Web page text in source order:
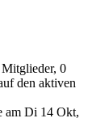
0
den aktiven
am Di 14 Okt,